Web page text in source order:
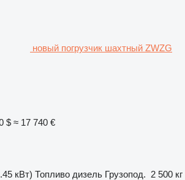
новый погрузчик шахтный ZWZG
$ ≈ 17 740 €
кВт) Топливо дизель Грузопод. 2 500 кг